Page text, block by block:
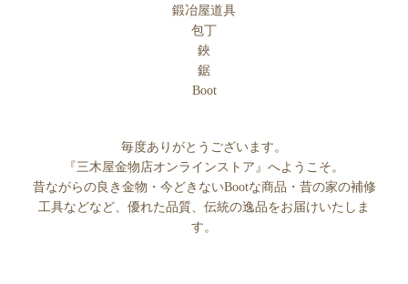
鍛冶屋道具
包丁
鋏
鋸
Boot
毎度ありがとうございます。
『三木屋金物店オンラインストア』へようこそ。
昔ながらの良き金物・今どきないBootな商品・昔の家の補修
工具などなど、優れた品質、伝統の逸品をお届けいたしま
す。